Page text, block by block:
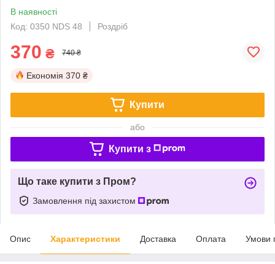
В наявності
Код: 0350 NDS 48
Роздріб
370 ₴ 740 ₴
Економія 370 ₴
Купити
або
Купити з
Що таке купити з Пром?
Замовлення під захистом
Опис Характеристики Доставка Оплата Умови